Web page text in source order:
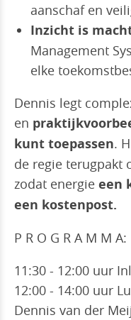
aanschaf en
Inzicht is
Management
elke
Dennis legt
en
kunt toepassen.
de regie terugpakt
zodat energie een
een kostenpost.
P R O G R A M M A:
11:30 - 12:00 uur
12:00 - 14:00 uur
Dennis van der Meij